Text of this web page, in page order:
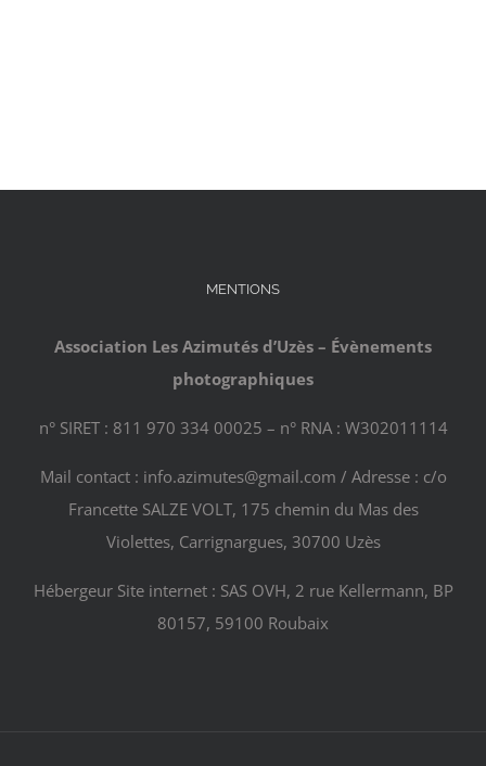
MENTIONS
Association Les Azimutés d’Uzès – Évènements
photographiques
n° SIRET : 811 970 334 00025 – n° RNA : W302011114
Mail contact : info.azimutes@gmail.com / Adresse : c/o
Francette SALZE VOLT, 175 chemin du Mas des
Violettes, Carrignargues, 30700 Uzès
Hébergeur Site internet : SAS OVH, 2 rue Kellermann, BP
80157, 59100 Roubaix